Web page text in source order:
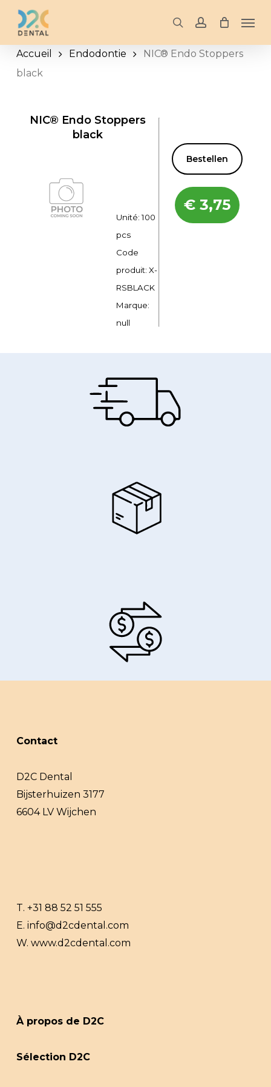
Skip
main
content
searchaccount
Accueil Endodontie
NIC® Endo Stoppers
black
NIC® Endo Stoppers
black
Unité: 100
pcs
Code
produit: X-
RSBLACK
Marque:
null
Bestellen
€ 3,75
Contact
D2C Dental
Bijsterhuizen 3177
6604 LV Wijchen
T. +31 88 52 51 555
E. info@d2cdental.com
W. www.d2cdental.com
À propos de D2C
Sélection D2C